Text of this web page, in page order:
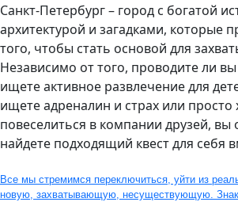
Санкт-Петербург – город с богатой
архитектурой и загадками, которые
того, чтобы стать основой для
Независимо от того, проводите ли
ищете активное развлечение для
ищете адреналин и страх или просто
повеселиться в компании друзей, вы
найдете подходящий квест для себя
Все мы стремимся переключиться, уйти из
новую, захватывающую, несуществующую.